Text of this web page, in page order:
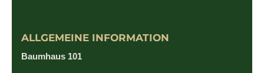
ALLGEMEINE INFORMATION
Baumhaus 101